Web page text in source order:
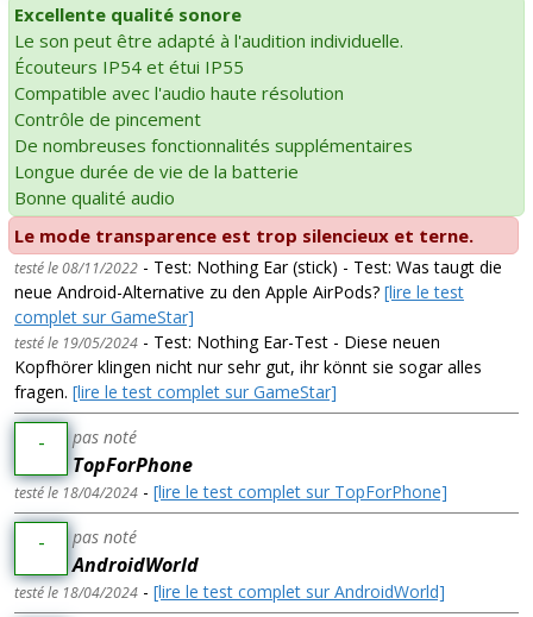
Excellente qualité sonore
Le son peut être adapté à l'audition individuelle.
Écouteurs IP54 et étui IP55
Compatible avec l'audio haute résolution
Contrôle de pincement
De nombreuses fonctionnalités supplémentaires
Longue durée de vie de la batterie
Bonne qualité audio
Le mode transparence est trop silencieux et terne.
testé le 08/11/2022 - Test: Nothing Ear (stick) - Test: Was taugt die
neue Android-Alternative zu den Apple AirPods? [lire le test
complet sur GameStar]
testé le 19/05/2024 - Test: Nothing Ear-Test - Diese neuen
Kopfhörer klingen nicht nur sehr gut, ihr könnt sie sogar alles
fragen. [lire le test complet sur GameStar]
- pas noté
TopForPhone
testé le 18/04/2024 - [lire le test complet sur TopForPhone]
- pas noté
AndroidWorld
testé le 18/04/2024 - [lire le test complet sur AndroidWorld]